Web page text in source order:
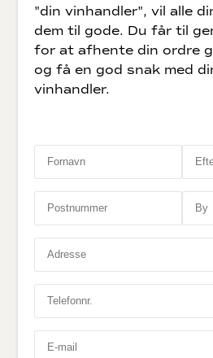
"din vinhandler", vil alle
dem til gode. Du får til
for at afhente din ordre
og få en god snak med
vinhandler.